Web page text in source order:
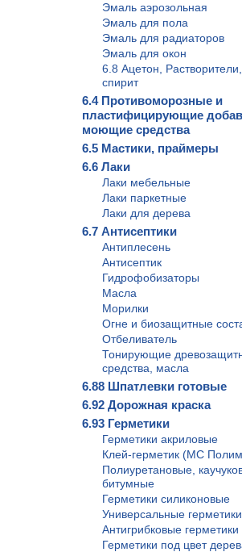
Эмаль аэрозольная
Эмаль для пола
Эмаль для радиаторов
Эмаль для окон
6.8 Ацетон,
спирит
6.4 Противоморозные и
пластифицирующие
моющие средства
6.5 Мастики, праймеры
6.6 Лаки
Лаки мебельные
Лаки паркетные
Лаки для дерева
6.7 Антисептики
Антиплесень
Антисептик
Гидрофобизаторы
Масла
Морилки
Огне и биозащитные
Отбеливатель
Тонирующие
средства, масла
6.88 Шпатлевки готовые
6.92 Дорожная краска
6.93 Герметики
Герметики акриловые
Клей-герметик (МС
Полиуретановые,
битумные
Герметики силиконовые
Универсальные герметики
Антигрибковые герметики
Герметики под цвет